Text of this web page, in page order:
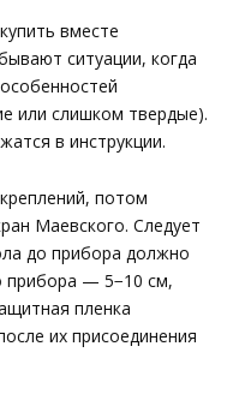
вместе
ситуации, когда
или слишком твердые).
в инструкции.
потом
Маевского. Следует
до прибора должно
прибора — 5−10 см,
пленка
их присоединения